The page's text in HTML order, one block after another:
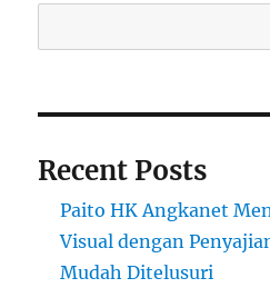
Recent Posts
Paito HK Angkanet
Visual dengan
Mudah Ditelusuri